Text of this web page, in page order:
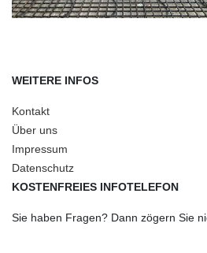
WEITERE INFOS
Kontakt
Über uns
Impressum
Datenschutz
KOSTENFREIES INFOTELEFON
Sie haben Fragen? Dann zögern Sie